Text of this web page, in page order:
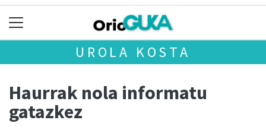
UROLA KOSTA
Haurrak nola informatu
gatazkez